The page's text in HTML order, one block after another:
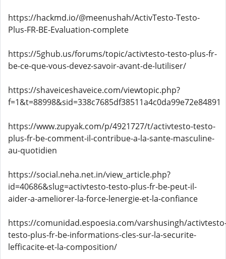
https://hackmd.io/@meenushah/ActivTesto-Testo-
Plus-FR-BE-Evaluation-complete
https://5ghub.us/forums/topic/activtesto-testo-plus-fr-
be-ce-que-vous-devez-savoir-avant-de-lutiliser/
https://shaveiceshaveice.com/viewtopic.php?
f=1&t=88998&sid=338c7685df38511a4c0da99e72e84891
https://www.zupyak.com/p/4921727/t/activtesto-testo-
plus-fr-be-comment-il-contribue-a-la-sante-masculine-
au-quotidien
https://social.neha.net.in/view_article.php?
id=40686&slug=activtesto-testo-plus-fr-be-peut-il-
aider-a-ameliorer-la-force-lenergie-et-la-confiance
https://comunidad.espoesia.com/varshusingh/
testo-plus-fr-be-informations-cles-sur-la-securite-
lefficacite-et-la-composition/